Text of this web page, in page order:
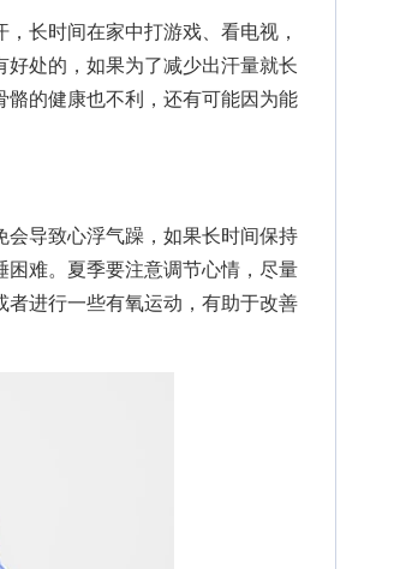
长时间在家中打游戏、看电视，
处的，如果为了减少出汗量就长
骼的健康也不利，还有可能因为能
导致心浮气躁，如果长时间保持
难。夏季要注意调节心情，尽量
进行一些有氧运动，有助于改善